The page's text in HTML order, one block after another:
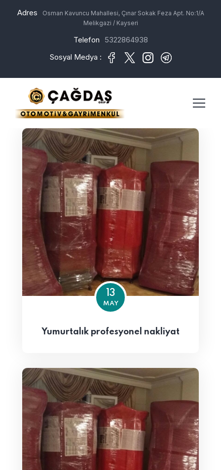
Adres
Osman Kavuncu Mahallesi, Çınar Sokak Feza Apt. No:1/A
Melikgazi / Kayseri
Telefon
5322864938
Sosyal Medya :
13
MAY
Yumurtalık profesyonel nakliyat